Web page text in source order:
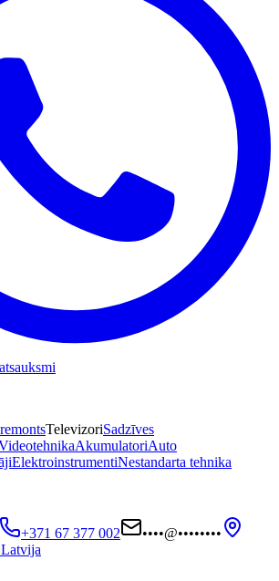
TelevizoriSadzīves
AkumulatoriAuto
ElektroinstrumentiNestandarta tehnika
+371 67 377 002 ••••@••••••••